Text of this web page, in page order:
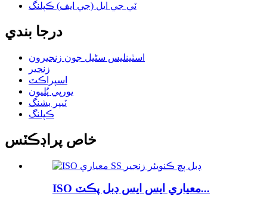
ٽي جي ايل (جي ايف) ڪپلنگ
درجا بندي
اسٽينلیس سٹیل جون زنجيرون
زنجير
اسپراڪٽ
يورپي پُليون
ٽيپر بشنگ
ڪپلنگ
خاص پراڊڪٽس
ISO معياري ايس ايس ڊبل پڪٽ...